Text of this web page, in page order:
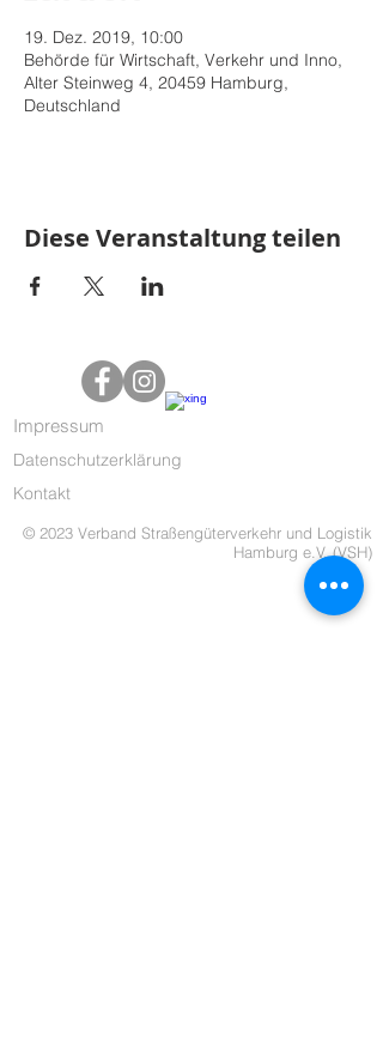
19. Dez. 2019, 10:00
Behörde für Wirtschaft, Verkehr und Inno,
Alter Steinweg 4, 20459 Hamburg,
Deutschland
Diese Veranstaltung teilen
Impressum
Datenschutzerklärung
Kontakt
© 2023 Verband Straßengüterverkehr und Logistik
Hamburg e.V. (VSH)